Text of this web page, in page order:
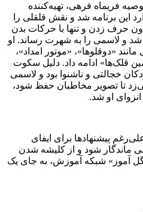
(سال ۱۳۶۴)، به توصیه فریماه فرهی، تهیه‌کننده
این برنامه شد و نقش قلقلی را
حرف زدن و تنها با حرکات بدن
و لاسمی را به شهرت رساند. او
«دوقلوها»، «موتور امداد»،
قلک‌ها» ادامه داد. دلیل سکوت
خجالتی و ناشنوا بود و لاسمی
تا تصویر مخاطبان حفظ شود،
او شد.
پیشنهادها برای ایفای
ماندگار شود و از کلیشه شدن
«گل آموز» شبکه آموزش، به جای یک